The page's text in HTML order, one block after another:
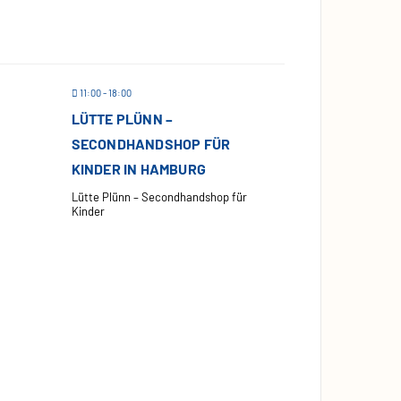
11:00 - 18:00
LÜTTE PLÜNN –
SECONDHANDSHOP FÜR
KINDER IN HAMBURG
Lütte Plünn – Secondhandshop für
Kinder